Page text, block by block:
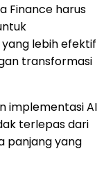
Finance harus
yang lebih efektif
transformasi
implementasi AI
terlepas dari
panjang yang